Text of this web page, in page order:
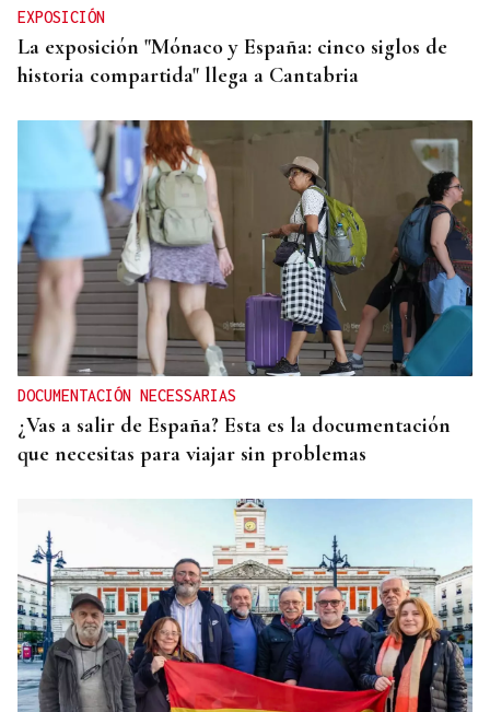
EXPOSICIÓN
La exposición "Mónaco y España: cinco siglos de
historia compartida" llega a Cantabria
DOCUMENTACIÓN NECESSARIAS
¿Vas a salir de España? Esta es la documentación
que necesitas para viajar sin problemas